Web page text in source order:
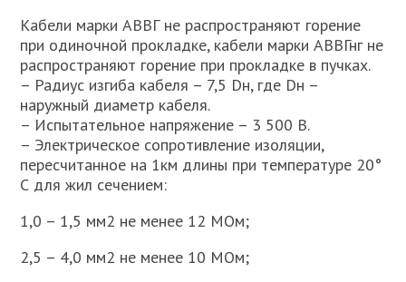
Кабели марки АВВГ не распространяют горение
при одиночной прокладке, кабели марки АВВГнг не
распространяют горение при прокладке в пучках.
– Радиус изгиба кабеля – 7,5 Dн, где Dн –
наружный диаметр кабеля.
– Испытательное напряжение – 3 500 В.
– Электрическое сопротивление изоляции,
пересчитанное на 1км длины при температуре 20°
С для жил сечением:
1,0 – 1,5 мм2 не менее 12 МОм;
2,5 – 4,0 мм2 не менее 10 МОм;